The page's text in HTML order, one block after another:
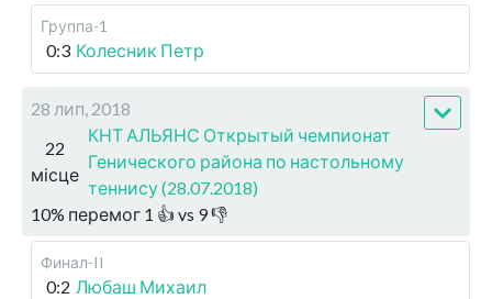
Группа-1
0:3 Колесник Петр
28 лип, 2018
22
місце
КНТ АЛЬЯНС Открытый чемпионат
Генического района по настольному
теннису (28.07.2018)
10% перемог 1 👍 vs 9👎
Финал-II
0:2 Любаш Михаил